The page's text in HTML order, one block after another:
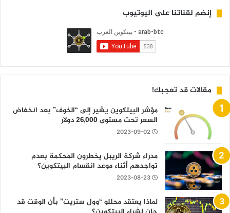
إنضم لقناتنا على اليوتيوب
مقالات قد تعجبك!
مؤشر البيتكوين يشير إلى “الخوف” بعد انخفاض
السعر تحت مستوى 26,000 دولار
2023-09-02
مدراء شركة الريبل يخطرون المحكمة بعدم
تواجدهم أثناء موعد انقسام البيتكوين؟
2023-08-23
لماذا يعتقد محللو “وول ستريت” بأن الوقت قد